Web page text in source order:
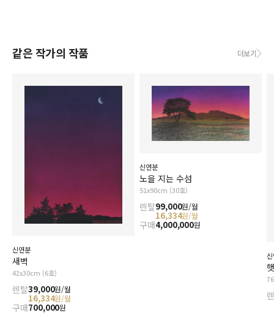
같은 작가의 작품 더보기
신연분
새벽
42x30cm (6호)
렌탈39,000원/월
16,334원/월
구매700,000원
신연분
노을 지는 수섬
51x90cm (30호)
렌탈99,000원/월
16,334원/월
구매4,000,000원